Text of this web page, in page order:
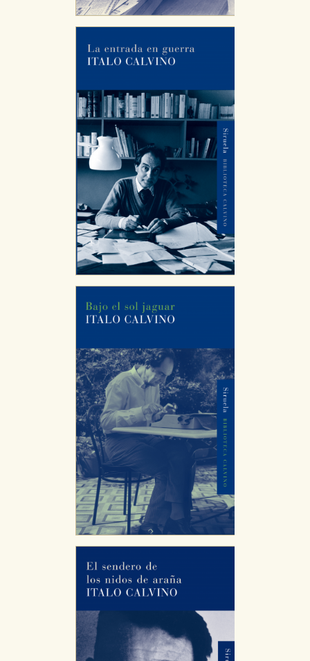
CONFIGURACIÓN DE COOKIES
HABILITAR TODO RECHAZAR TODO
Cookies necesarias
web funcione y no es posible deshabilitarlas desde
nuestro sistema. Es posible hacerlo desde el
navegador, pero en ese caso es posible que algunas
áreas de nuestra web dejen de funcionar
Cookies de rendimiento y analíticas
Estas cookies se utilizan para mejorar su experiencia
de navegación y optimizar el funcionamiento de